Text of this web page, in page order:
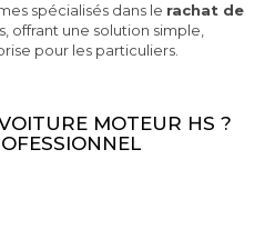
spécialisés dans le rachat de
offrant une solution simple,
pour les particuliers.
MOTEUR HS ?